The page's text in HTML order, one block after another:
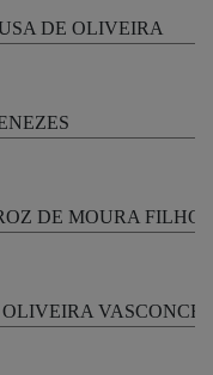
DE OLIVEIRA
DE MOURA FILHO